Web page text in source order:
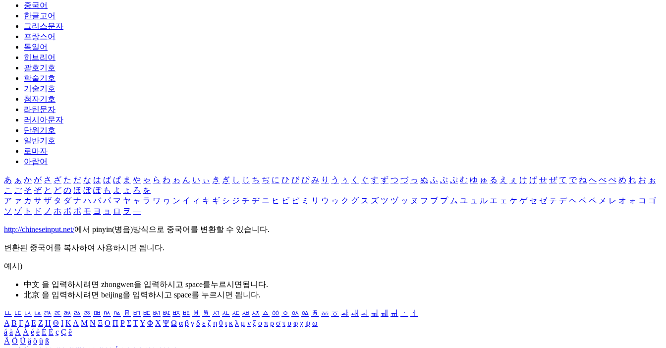
중국어
한글고어
그리스문자
프랑스어
독일어
히브리어
괄호기호
학술기호
기술기호
첨자기호
라틴문자
러시아문자
단위기호
일반기호
로마자
아랍어
あ ぁ か が さ ざ た だ な は ば ぱ ま や ゃ ら わ ゎ ん い ぃ き ぎ し じ ち ぢ に ひ び ぴ み り う ぅ く ぐ す ず つ づ っ ぬ ふ ぶ ぷ む ゆ ゅ る え ぇ け げ せ ぜ て で ね へ べ ぺ め れ お ぉ
こ ご そ ぞ と ど の ほ ぼ ぽ も よ ょ ろ を
ア ァ カ サ ザ タ ダ ナ ハ バ パ マ ヤ ャ ラ ワ ヮ ン イ ィ キ ギ シ ジ チ ヂ ニ ヒ ビ ピ ミ リ ウ ゥ ク グ ス ズ ツ ヅ ッ ヌ フ ブ プ ム ユ ュ ル エ ェ ケ ゲ セ ゼ テ デ ヘ ベ ペ メ レ オ ォ コ ゴ
ソ ゾ ト ド ノ ホ ボ ポ モ ヨ ョ ロ ヲ ―
http://chineseinput.net/에서 pinyin(병음)방식으로 중국어를 변환할 수 있습니다.
변환된 중국어를 복사하여 사용하시면 됩니다.
예시)
中文 을 입력하시려면 zhongwen을 입력하시고 space를누르시면됩니다.
北京 을 입력하시려면 beijing을 입력하시고 space를 누르시면 됩니다.
ㅥ ㅦ ㅧ ㅨ ㅩ ㅪ ㅫ ㅬ ㅭ ㅮ ㅯ ㅰ ㅱ ㅲ ㅳ ㅴ ㅵ ㅶ ㅷ ㅸ ㅹ ㅺ ㅻ ㅼ ㅽ ㅾ ㅿ ㆀ ㆁ ㆂ ㆃ ㆄ ㆅ ㆆ ㆇ ㆈ ㆉ ㆊ ㆋ ㆌ ㆍ
ㆎ
Α Β ΓΔ Ε Ζ Η Θ Ι ΚΛ Μ Ν Ξ Ο Π Ρ Σ ΤΥ Φ Χ Ψ Ω α β γ δ ε ζ η θ ι κ λ μ ν ξ ο π ρ σ τ υ φ χ ψ ω
á à Á À é è É È ç Ç ê
Ä Ö Ü ä ö ü ß